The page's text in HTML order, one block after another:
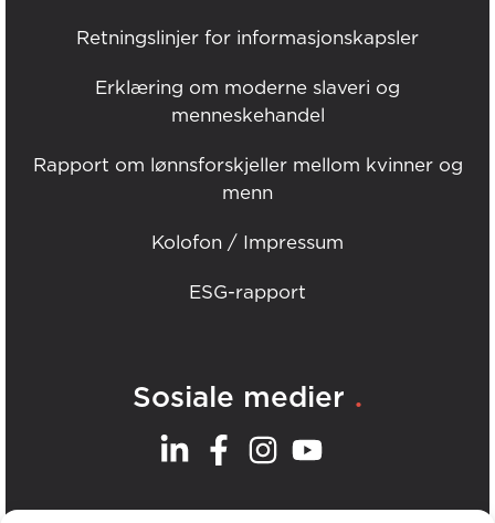
Retningslinjer for informasjonskapsler
Erklæring om moderne slaveri og
menneskehandel
Rapport om lønnsforskjeller mellom kvinner og
menn
Kolofon / Impressum
ESG-rapport
Sosiale medier .